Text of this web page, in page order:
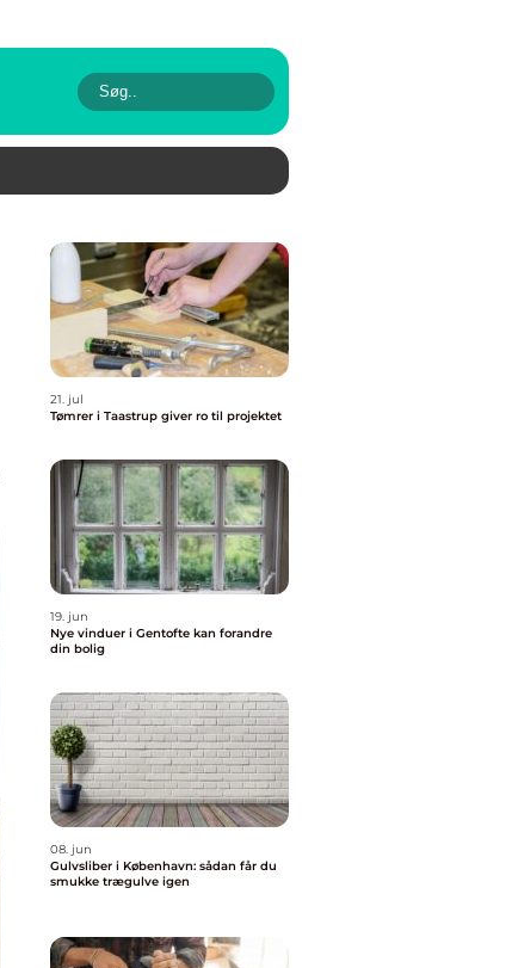
21. jul
Tømrer i Taastrup giver ro til projektet
19. jun
Nye vinduer i Gentofte kan forandre
din bolig
08. jun
Gulvsliber i København: sådan får du
smukke trægulve igen